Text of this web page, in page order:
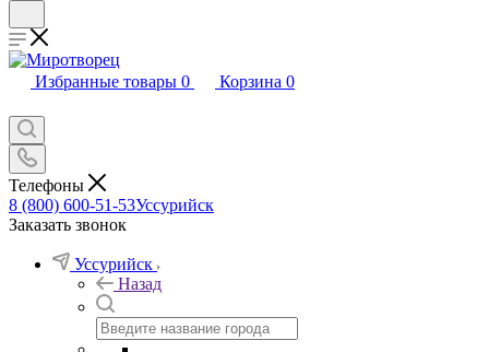
Избранные товары 0 Корзина 0
Телефоны
8 (800) 600-51-53Уссурийск
Заказать звонок
Уссурийск
Назад